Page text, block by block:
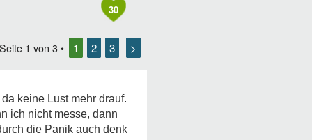
30
1 von 3 • 1 2 3 >
keine Lust mehr drauf.
ich nicht messe, dann
die Panik auch denk